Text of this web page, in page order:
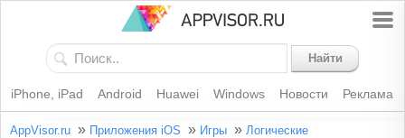
Найти
iPhone, iPad Android Huawei Windows Новости Реклама
AppVisor.ru » Приложения iOS » Игры » Логические